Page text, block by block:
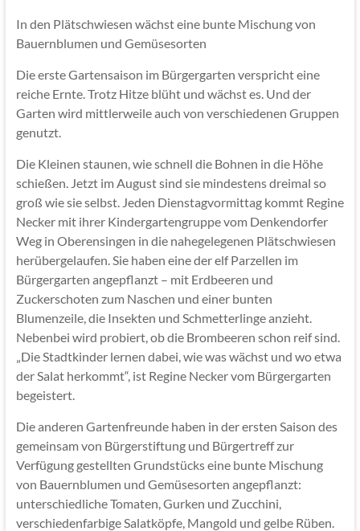
In den Plätschwiesen wächst eine bunte Mischung von
Bauernblumen und Gemüsesorten
Die erste Gartensaison im Bürgergarten verspricht eine
reiche Ernte. Trotz Hitze blüht und wächst es. Und der
Garten wird mittlerweile auch von verschiedenen Gruppen
genutzt.
Die Kleinen staunen, wie schnell die Bohnen in die Höhe
schießen. Jetzt im August sind sie mindestens dreimal so
groß wie sie selbst. Jeden Dienstagvormittag kommt Regine
Necker mit ihrer Kindergartengruppe vom Denkendorfer
Weg in Oberensingen in die nahegelegenen Plätschwiesen
herübergelaufen. Sie haben eine der elf Parzellen im
Bürgergarten angepflanzt – mit Erdbeeren und
Zuckerschoten zum Naschen und einer bunten
Blumenzeile, die Insekten und Schmetterlinge anzieht.
Nebenbei wird probiert, ob die Brombeeren schon reif sind.
„Die Stadtkinder lernen dabei, wie was wächst und wo etwa
der Salat herkommt“, ist Regine Necker vom Bürgergarten
begeistert.
Die anderen Gartenfreunde haben in der ersten Saison des
gemeinsam von Bürgerstiftung und Bürgertreff zur
Verfügung gestellten Grundstücks eine bunte Mischung
von Bauernblumen und Gemüsesorten angepflanzt:
unterschiedliche Tomaten, Gurken und Zucchini,
verschiedenfarbige Salatköpfe, Mangold und gelbe Rüben.